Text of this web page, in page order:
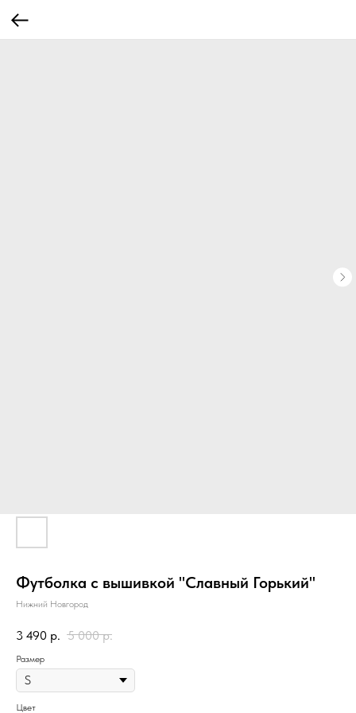
Футболка с вышивкой "Славный Горький"
Нижний Новгород
3 490 р. 5 000 р.
Размер
Цвет